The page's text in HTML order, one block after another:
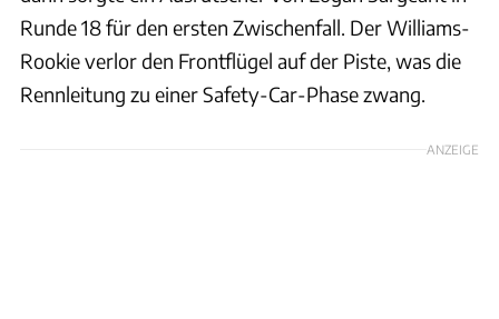
Runde 18 für den ersten Zwischenfall. Der Williams-
Rookie verlor den Frontflügel auf der Piste, was die
Rennleitung zu einer Safety-Car-Phase zwang.
ANZEIGE